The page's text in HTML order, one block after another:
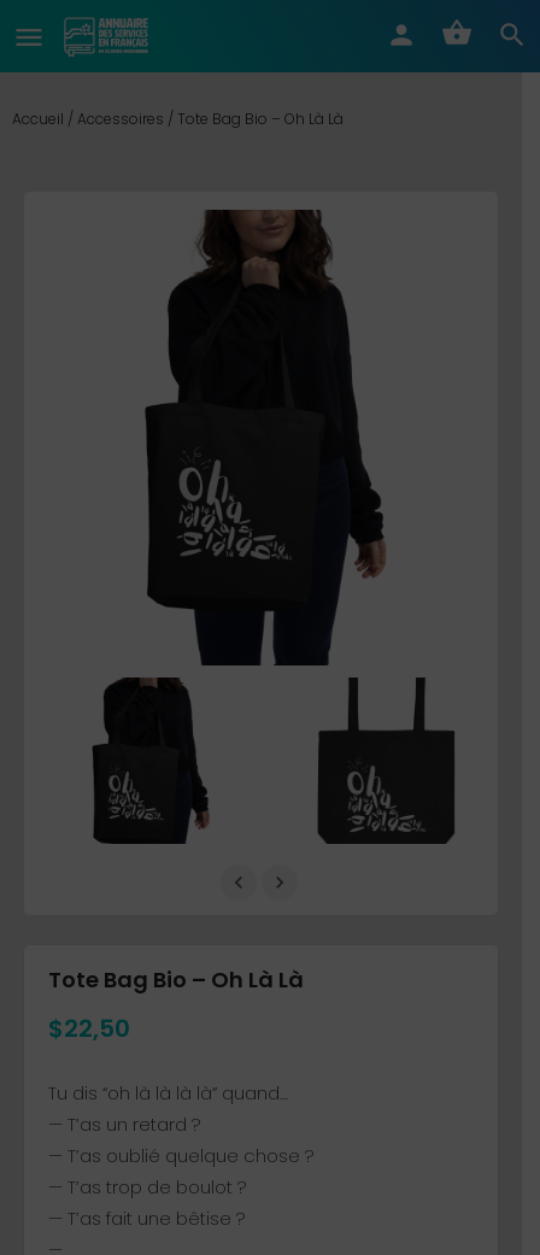
Accueil / Accessoires / Tote Bag Bio – Oh Là Là
Tote Bag Bio – Oh Là Là
22,50
$
Tu dis “oh là là là là” quand…
— T’as un retard ?
— T’as oublié quelque chose ?
— T’as trop de boulot ?
— T’as fait une bêtise ?
— …